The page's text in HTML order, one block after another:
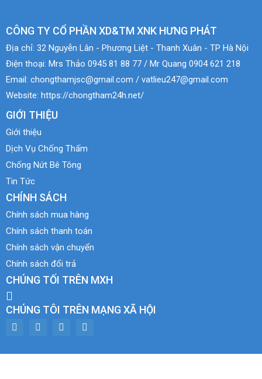
CÔNG TY CỔ PHẦN XD&TM XNK HƯNG PHÁT
Địa chỉ: 32 Nguyễn Lân - Phương Liệt - Thanh Xuân - TP Hà Nội
Điện thoại: Mrs Thảo 0945 81 88 77 / Mr Quang 0904 621 218
Email: chongthamjsc@gmail.com / vatlieu247@gmail.com
Website: https://chongtham24h.net/
GIỚI THIỆU
Giới thiệu
Dịch Vụ Chống Thấm
Chống Nứt Bê Tông
Tin Tức
CHÍNH SÁCH
Chính sách mua hàng
Chính sách thanh toán
Chính sách vận chuyển
Chính sách đổi trả
CHÚNG TỐI TRÊN MXH
CHÚNG TÔI TRÊN MẠNG XÃ HỘI